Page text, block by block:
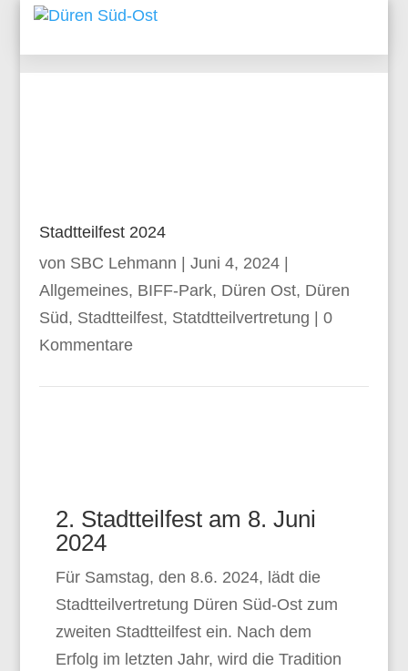
Stadtteilfest 2024
von SBC Lehmann Juni 4, 2024|
Allgemeines, BIFF-Park, Düren Ost, Düren
Süd, Stadtteilfest, Statdtteilvertretung
0
Kommentare
2. Stadtteilfest am 8. Juni
2024
Für Samstag, den 8.6. 2024, lädt die
Stadtteilvertretung Düren Süd-Ost zum
zweiten Stadtteilfest ein. Nach dem
Erfolg im letzten Jahr, wird die Tradition